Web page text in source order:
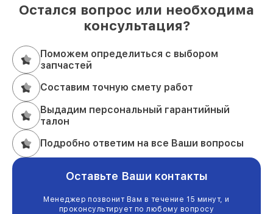
Остался вопрос или необходима
консультация?
Поможем определиться с выбором
запчастей
Составим точную смету работ
Выдадим персональный гарантийный
талон
Подробно ответим на все Ваши вопросы
Оставьте Ваши контакты
Менеджер позвонит Вам в течение 15 минут, и
проконсультирует по любому вопросу